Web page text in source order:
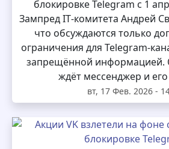
блокировке Telegram с 1
Зампред IT‑комитета Андрей
что обсуждаются только
ограничения для
запрещённой информацией.
ждёт мессенджер и
вт, 17 Фев. 2026 -